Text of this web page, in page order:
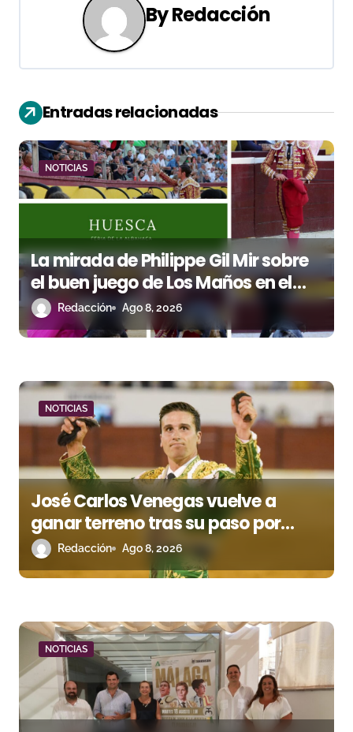
c
i
ó
n
d
e
n
a
d
s
ByRedacción
Entradas relacionadas
NOTICIAS
La mirada de Philippe Gil Mir sobre
el buen juego de Los Maños en el
arranque de Huesca
Redacción Ago 8, 2026
NOTICIAS
José Carlos Venegas vuelve a
ganar terreno tras su paso por
Madrid
Redacción Ago 8, 2026
NOTICIAS